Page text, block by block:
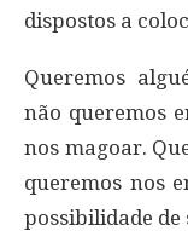
dispostos a
Queremos
não queremos
nos magoar.
queremos nos
possibilidade de